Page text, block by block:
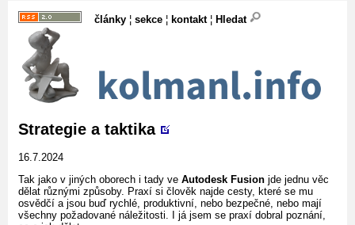
články ¦ sekce ¦ kontakt¦ Hledat
Strategie a taktika
16.7.2024
Tak jako v jiných oborech i tady ve Autodesk Fusion jde jednu věc
dělat různými způsoby. Praxí si člověk najde cesty, které se mu
osvědčí a jsou buď rychlé, produktivní, nebo bezpečné, nebo mají
všechny požadované náležitosti. I já jsem se praxí dobral poznání,